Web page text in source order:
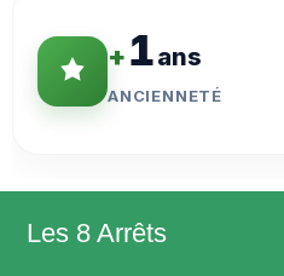
+1ans
ANCIENNETÉ
Les 8 Arrêts